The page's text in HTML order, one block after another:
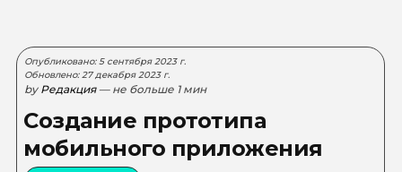
Опубликовано: 5 сентября 2023 г.
Обновлено: 27 декабря 2023 г.
by Редакция — не больше 1 мин
Создание прототипа
мобильного приложения